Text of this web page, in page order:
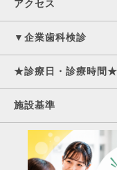
アクセス
▼企業歯科検診
★診療日・診療時間★
施設基準